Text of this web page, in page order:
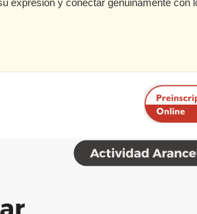
expresión y conectar genuinamente con